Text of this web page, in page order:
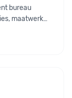
bureau
maatwerk